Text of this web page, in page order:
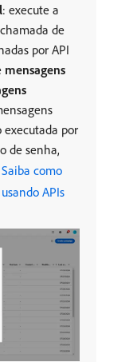
: execute a
de
por API
mensagens
executada por
de senha,
Saiba como
APIs